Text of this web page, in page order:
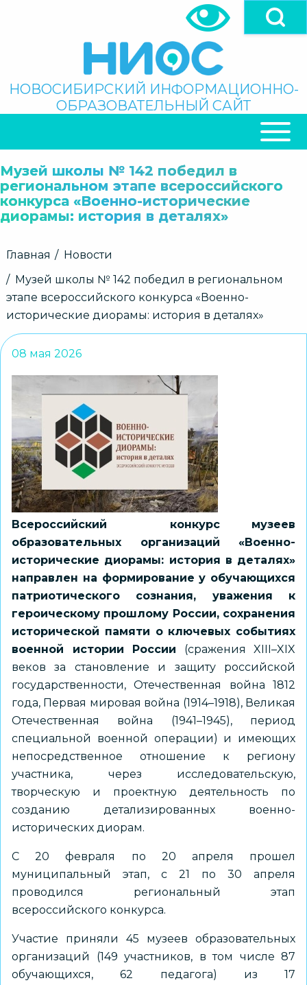
Поиск
НОВОСИБИРСКИЙ ИНФОРМАЦИОННО-
ОБРАЗОВАТЕЛЬНЫЙ САЙТ
НАВИГАЦИЯ
Музей школы № 142 победил в
региональном этапе всероссийского
конкурса «Военно-исторические
диорамы: история в деталях»
Строка
Главная
Новости
Музей школы № 142 победил в региональном
этапе всероссийского конкурса «Военно-
исторические диорамы: история в деталях»
08 мая 2026
Всероссийский конкурс музеев
образовательных организаций «Военно-
исторические диорамы: история в деталях»
направлен на формирование у обучающихся
патриотического сознания, уважения к
героическому прошлому России, сохранения
исторической памяти о ключевых событиях
военной истории России (сражения XIII–XIX
веков за становление и защиту российской
государственности, Отечественная война 1812
года, Первая мировая война (1914–1918), Великая
Отечественная война (1941–1945), период
специальной военной операции) и имеющих
непосредственное отношение к региону
участника, через исследовательскую,
творческую и проектную деятельность по
созданию детализированных военно-
исторических диорам.
С 20 февраля по 20 апреля прошел
муниципальный этап, с 21 по 30 апреля
проводился региональный этап
всероссийского конкурса.
Участие приняли 45 музеев образовательных
организаций (149 участников, в том числе 87
обучающихся, 62 педагога) из 17